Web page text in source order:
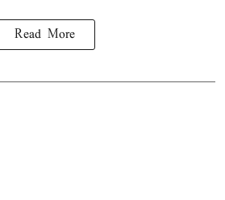
Read More